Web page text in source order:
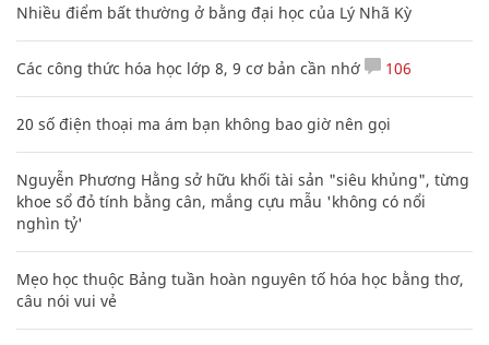
Nhiều điểm bất thường ở bằng đại học của Lý Nhã Kỳ
Các công thức hóa học lớp 8, 9 cơ bản cần nhớ 106
20 số điện thoại ma ám bạn không bao giờ nên gọi
Nguyễn Phương Hằng sở hữu khối tài sản "siêu khủng", từng
khoe sổ đỏ tính bằng cân, mắng cựu mẫu 'không có nổi
nghìn tỷ'
Mẹo học thuộc Bảng tuần hoàn nguyên tố hóa học bằng thơ,
câu nói vui vẻ